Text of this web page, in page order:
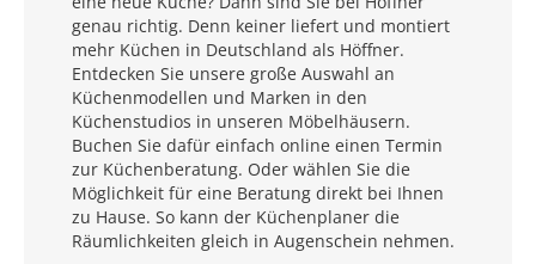
genau richtig. Denn keiner liefert und montiert
mehr Küchen in Deutschland als Höffner.
Entdecken Sie unsere große Auswahl an
Küchenmodellen und Marken in den
Küchenstudios in unseren Möbelhäusern.
Buchen Sie dafür einfach online einen Termin
zur Küchenberatung. Oder wählen Sie die
Möglichkeit für eine Beratung direkt bei Ihnen
zu Hause. So kann der Küchenplaner die
Räumlichkeiten gleich in Augenschein nehmen.